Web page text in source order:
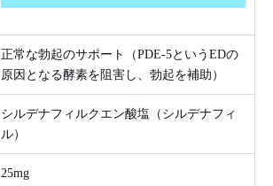
正常な勃起のサポート（PDE-5というEDの
原因となる酵素を阻害し、勃起を補助）
シルデナフィルクエン酸塩（シルデナフィ
ル）
25mg